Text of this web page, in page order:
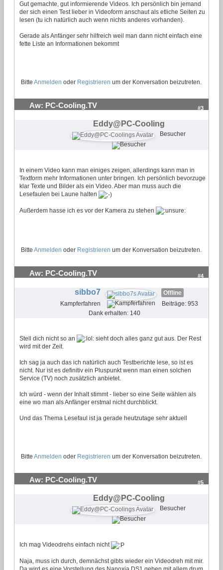
Gut gemachte, gut informierende Videos. Ich persönlich bin jemand
der sich einen Test lieber in Videoform anschaut als etliche Seiten zu
lesen (tu ich natürlich auch wenn nichts anderes vorhanden).
Gerade als Anfänger sehr hilfreich weil man dann nicht einfach eine
fette Liste an Informationen bekommt
Bitte Anmelden oder Registrieren um der Konversation beizutreten.
Aw: PC-Cooling.TV #3
Eddy@PC-Cooling
Besucher
In einem Video kann man einiges zeigen, allerdings kann man in
Textform mehr Informationen unter bringen. Ich persönlich bevorzuge
klar Texte und Bilder als ein Video. Aber man muss auch die
Lesefaulen bei Laune halten
Außerdem hasse ich es vor der Kamera zu stehen
Bitte Anmelden oder Registrieren um der Konversation beizutreten.
Aw: PC-Cooling.TV #4
sibbo7
Offline
Kampferfahren
Beiträge: 953
Dank erhalten: 140
Stell dich nicht so an
sieht doch alles ganz gut aus. Der Rest
wird mit der Zeit.
Ich sag ja auch das ich natürlich auch Testberichte lese, so ist es
nicht. Nur ist es definitiv ein Pluspunkt wenn man einen solchen
Service (TV) noch zusätzlich anbietet.
Ich würd - wenn der Inhalt stimmt - lieber so eine Seite wählen als
eine wo man als Anfänger erstmal nicht durchblickt.
Und das Thema Lesefaul ist ja gerade heutzutage sehr aktuell
Bitte Anmelden oder Registrieren um der Konversation beizutreten.
Aw: PC-Cooling.TV #5
Eddy@PC-Cooling
Besucher
Ich mag Videodrehs einfach nicht
Naja, muss ich durch, demnächst gibts wieder ein Videodreh mit mir.